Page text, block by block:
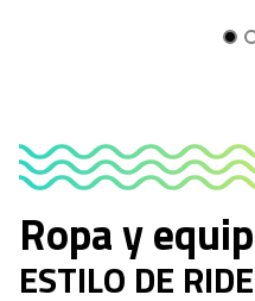
Ropa y
ESTILO DE